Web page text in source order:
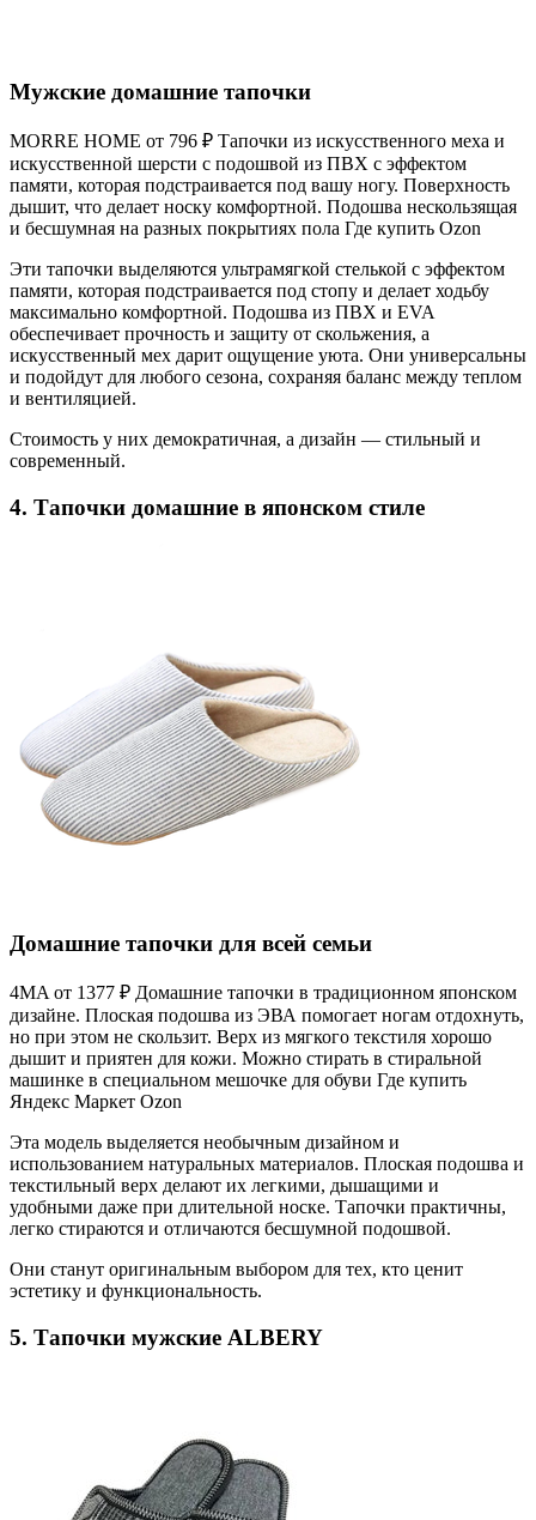
Мужские домашние тапочки
MORRE HOME от 796 ₽ Тапочки из искусственного меха и
искусственной шерсти с подошвой из ПВХ с эффектом
памяти, которая подстраивается под вашу ногу. Поверхность
дышит, что делает носку комфортной. Подошва нескользящая
и бесшумная на разных покрытиях пола Где купить Ozon
Эти тапочки выделяются ультрамягкой стелькой с эффектом
памяти, которая подстраивается под стопу и делает ходьбу
максимально комфортной. Подошва из ПВХ и EVA
обеспечивает прочность и защиту от скольжения, а
искусственный мех дарит ощущение уюта. Они универсальны
и подойдут для любого сезона, сохраняя баланс между теплом
и вентиляцией.
Стоимость у них демократичная, а дизайн — стильный и
современный.
4. Тапочки домашние в японском стиле
Домашние тапочки для всей семьи
4MA от 1377 ₽ Домашние тапочки в традиционном японском
дизайне. Плоская подошва из ЭВА помогает ногам отдохнуть,
но при этом не скользит. Верх из мягкого текстиля хорошо
дышит и приятен для кожи. Можно стирать в стиральной
машинке в специальном мешочке для обуви Где купить
Яндекс Маркет Ozon
Эта модель выделяется необычным дизайном и
использованием натуральных материалов. Плоская подошва и
текстильный верх делают их легкими, дышащими и
удобными даже при длительной носке. Тапочки практичны,
легко стираются и отличаются бесшумной подошвой.
Они станут оригинальным выбором для тех, кто ценит
эстетику и функциональность.
5. Тапочки мужские ALBERY